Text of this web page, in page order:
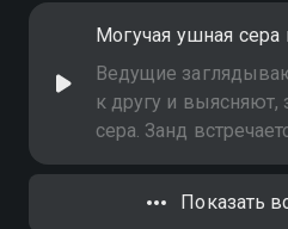
мозга. В больнице -
пациента сломана
другой порвал
Могучая ушная сера
Ведущие
к другу и выясняют,
сера. Занд
профессором,
части тела у себя в
травмпункте -
Показать